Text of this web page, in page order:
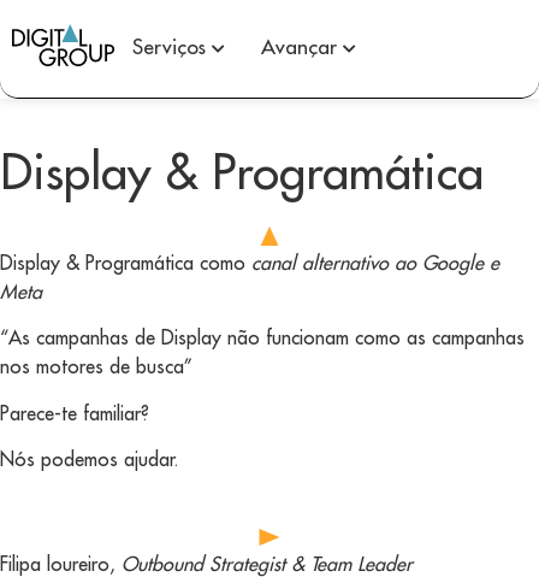
Serviços Avançar
Display & Programática
Display & Programática como canal alternativo ao Google e
Meta
“As campanhas de Display não funcionam como as campanhas
nos motores de busca”
Parece-te familiar?
Nós podemos ajudar.
Filipa loureiro, Outbound Strategist & Team Leader